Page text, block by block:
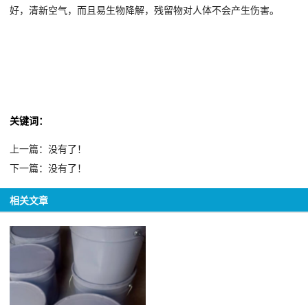
好，清新空气，而且易生物降解，残留物对人体不会产生伤害。
关键词：
上一篇：没有了！
下一篇：没有了！
相关文章